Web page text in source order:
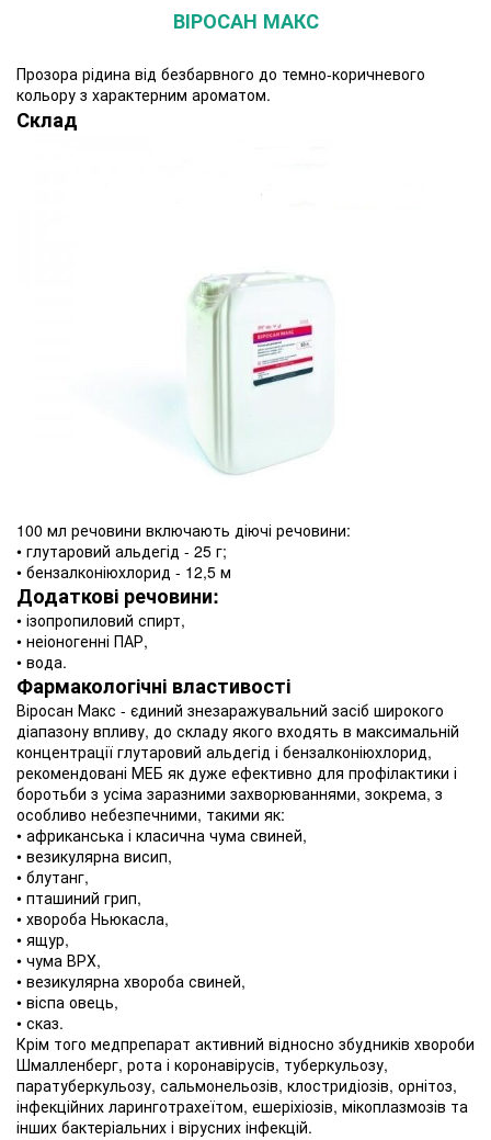
ВІРОСАН МАКС
Прозора рідина від безбарвного до темно-коричневого
кольору з характерним ароматом.
Склад
100 мл речовини включають діючі речовини:
• глутаровий альдегід - 25 г;
• бензалконіюхлорид - 12,5 м
Додаткові речовини:
• ізопропиловий спирт,
• неіоногенні ПАР,
• вода.
Фармакологічні властивості
Віросан Макс - єдиний знезаражувальний засіб широкого
діапазону впливу, до складу якого входять в максимальній
концентрації глутаровий альдегід і бензалконіюхлорид,
рекомендовані МЕБ як дуже ефективно для профілактики і
боротьби з усіма заразними захворюваннями, зокрема, з
особливо небезпечними, такими як:
• африканська і класична чума свиней,
• везикулярна висип,
• блутанг,
• пташиний грип,
• хвороба Ньюкасла,
• ящур,
• чума ВРХ,
• везикулярна хвороба свиней,
• віспа овець,
• сказ.
Крім того медпрепарат активний відносно збудників хвороби
Шмалленберг, рота і коронавірусів, туберкульозу,
паратуберкульозу, сальмонельозів, клостридіозів, орнітоз,
інфекційних ларинготрахеїтом, ешеріхіозів, мікоплазмозів та
інших бактеріальних і вірусних інфекцій.